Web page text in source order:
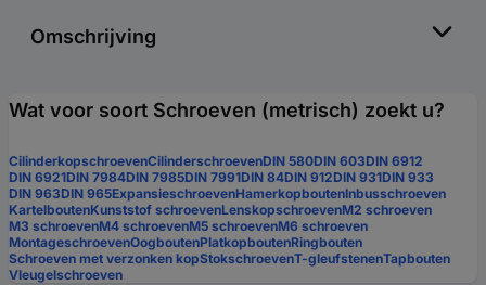
Omschrijving
Wat voor soort Schroeven (metrisch) zoekt u?
CilinderkopschroevenCilinderschroevenDIN 580DIN 603DIN 6912
DIN 6921DIN 7984DIN 7985DIN 7991DIN 84DIN 912DIN 931DIN 933
DIN 963DIN 965ExpansieschroevenHamerkopboutenInbusschroeven
KartelboutenKunststof schroevenLenskopschroevenM2 schroeven
M3 schroevenM4 schroevenM5 schroevenM6 schroeven
MontageschroevenOogboutenPlatkopboutenRingbouten
Schroeven met verzonken kopStokschroevenT-gleufstenenTapbouten
Vleugelschroeven